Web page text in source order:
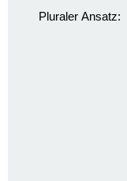
Pluraler Ansatz: